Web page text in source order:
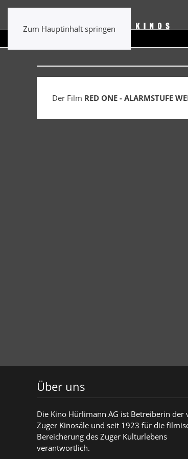
Zum Hauptinhalt springen
Der Film RED ONE - ALARMSTUFE
Über uns
Die Kino Hürlimann AG ist Betreiberin der
Zuger Kinosäle und seit 1923 für die
Bereicherung des Zuger Kulturlebens
verantwortlich.